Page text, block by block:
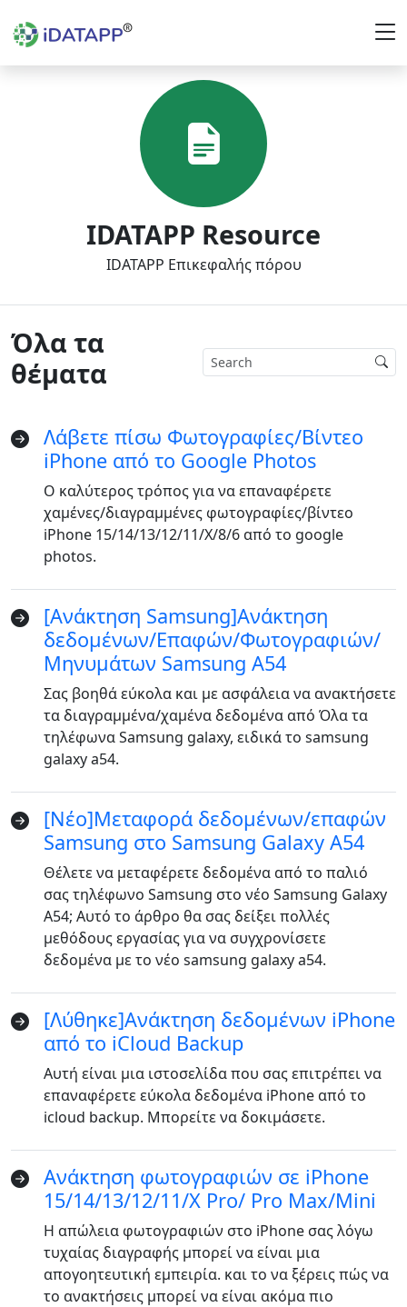
IDATAPP Resource
IDATAPP Επικεφαλής πόρου
Όλα τα
θέματα
Λάβετε πίσω Φωτογραφίες/Βίντεο
iPhone από το Google Photos
Ο καλύτερος τρόπος για να επαναφέρετε
χαμένες/διαγραμμένες φωτογραφίες/βίντεο
iPhone 15/14/13/12/11/X/8/6 από το google
photos.
[Ανάκτηση Samsung]Ανάκτηση
δεδομένων/Επαφών/Φωτογραφιών/
Μηνυμάτων Samsung A54
Σας βοηθά εύκολα και με ασφάλεια να ανακτήσετε
τα διαγραμμένα/χαμένα δεδομένα από Όλα τα
τηλέφωνα Samsung galaxy, ειδικά το samsung
galaxy a54.
[Νέο]Μεταφορά δεδομένων/επαφών
Samsung στο Samsung Galaxy A54
Θέλετε να μεταφέρετε δεδομένα από το παλιό
σας τηλέφωνο Samsung στο νέο Samsung Galaxy
A54; Αυτό το άρθρο θα σας δείξει πολλές
μεθόδους εργασίας για να συγχρονίσετε
δεδομένα με το νέο samsung galaxy a54.
[Λύθηκε]Ανάκτηση δεδομένων iPhone
από το iCloud Backup
Αυτή είναι μια ιστοσελίδα που σας επιτρέπει να
επαναφέρετε εύκολα δεδομένα iPhone από το
icloud backup. Μπορείτε να δοκιμάσετε.
Ανάκτηση φωτογραφιών σε iPhone
15/14/13/12/11/X Pro/ Pro Max/Mini
Η απώλεια φωτογραφιών στο iPhone σας λόγω
τυχαίας διαγραφής μπορεί να είναι μια
απογοητευτική εμπειρία. και το να ξέρεις πώς να
το ανακτήσεις μπορεί να είναι ακόμα πιο